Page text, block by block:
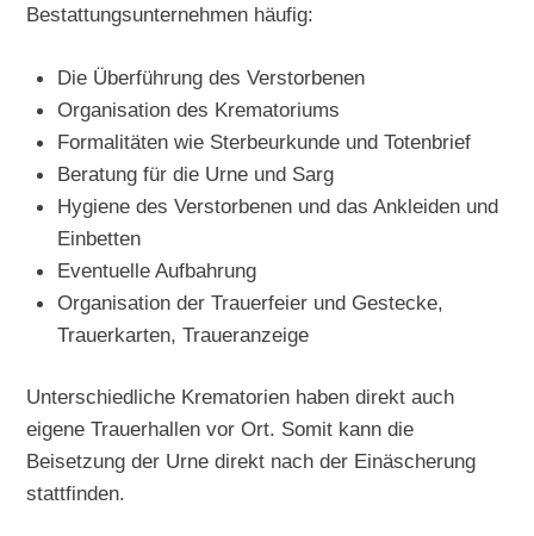
Bestattungsunternehmen häufig:
Die Überführung des Verstorbenen
Organisation des Krematoriums
Formalitäten wie Sterbeurkunde und Totenbrief
Beratung für die Urne und Sarg
Hygiene des Verstorbenen und das Ankleiden und
Einbetten
Eventuelle Aufbahrung
Organisation der Trauerfeier und Gestecke,
Trauerkarten, Traueranzeige
Unterschiedliche Krematorien haben direkt auch
eigene Trauerhallen vor Ort. Somit kann die
Beisetzung der Urne direkt nach der Einäscherung
stattfinden.